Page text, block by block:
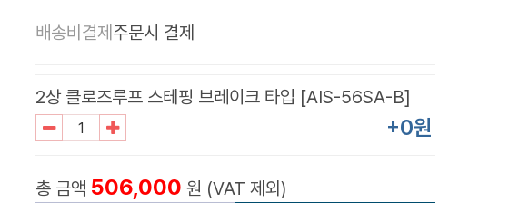
배송비결제 주문시 결제
2상 클로즈루프 스테핑 브레이크 타입 [AIS-56SA-B]
+0원
총 금액 506,000 원 (VAT 제외)